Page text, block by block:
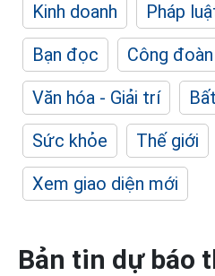
Kinh doanh
Pháp
Bạn đọc
Công đoàn
Văn hóa - Giải trí
Sức khỏe
Thế giới
Xem giao diện mới
Bản tin dự báo